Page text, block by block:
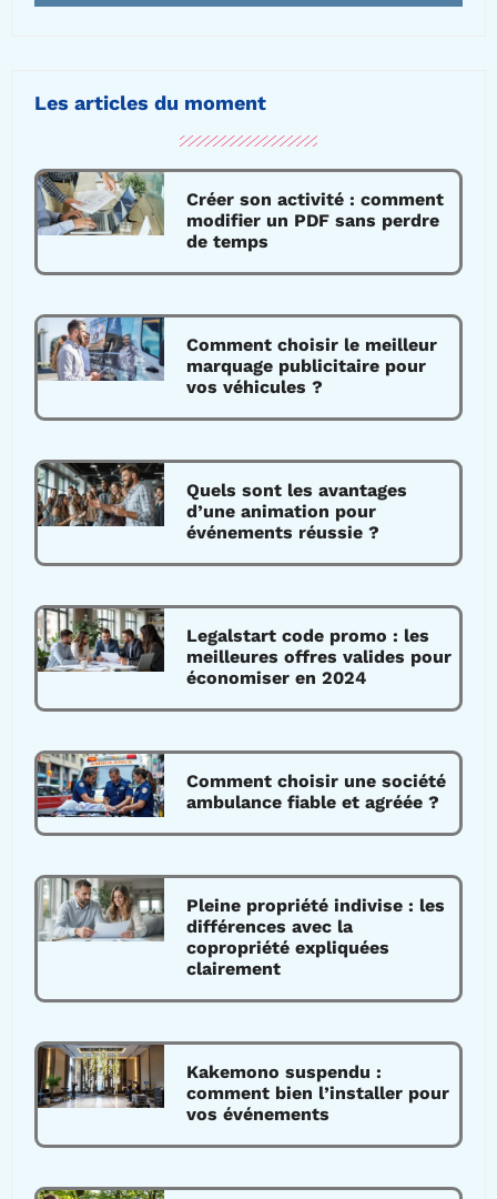
Les articles du moment
Créer son activité : comment
modifier un PDF sans perdre
de temps
Comment choisir le meilleur
marquage publicitaire pour
vos véhicules ?
Quels sont les avantages
d’une animation pour
événements réussie ?
Legalstart code promo : les
meilleures offres valides pour
économiser en 2024
Comment choisir une société
ambulance fiable et agréée ?
Pleine propriété indivise : les
différences avec la
copropriété expliquées
clairement
Kakemono suspendu :
comment bien l’installer pour
vos événements